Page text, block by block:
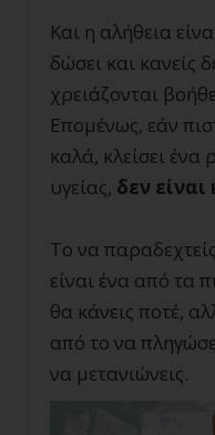
Και η αλήθεια
δώσει και κανείς
χρειάζονται
Επομένως, εάν
καλά, κλείσει ένα
υγείας, δεν είναι
Το να
είναι ένα από τα
θα κάνεις ποτέ,
από το να
να μετανιώνεις.